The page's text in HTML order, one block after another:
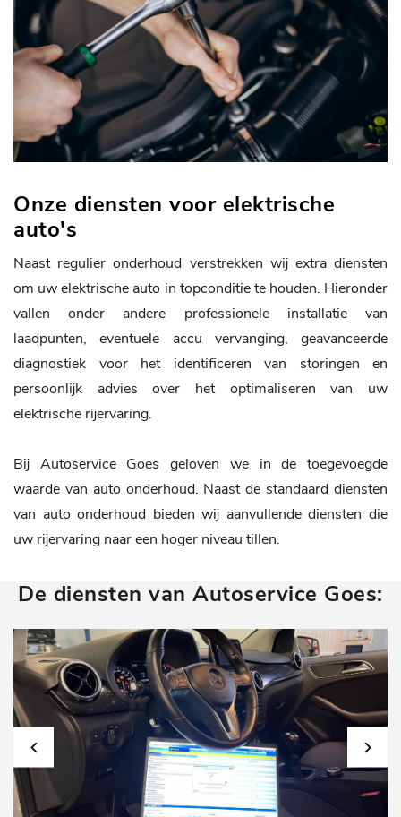
Onze diensten voor elektrische
auto's
Naast regulier onderhoud verstrekken wij extra diensten
om uw elektrische auto in topconditie te houden. Hieronder
vallen onder andere professionele installatie van
laadpunten, eventuele accu vervanging, geavanceerde
diagnostiek voor het identificeren van storingen en
persoonlijk advies over het optimaliseren van uw
elektrische rijervaring.
Bij Autoservice Goes geloven we in de toegevoegde
waarde van auto onderhoud. Naast de standaard diensten
van auto onderhoud bieden wij aanvullende diensten die
uw rijervaring naar een hoger niveau tillen.
De diensten van Autoservice Goes: